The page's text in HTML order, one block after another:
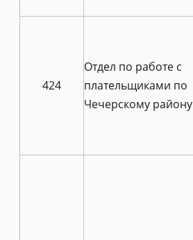
424
Отдел по работе с
плательщиками по
Чечерскому району